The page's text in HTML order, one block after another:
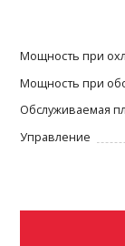
Мощность при
Мощность при
Обслуживаемая
Управление